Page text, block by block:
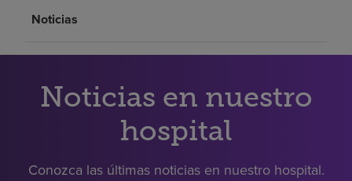
Inversores
Pagar mi factura
Noticias
Noticias en nuestro
hospital
Conozca las últimas noticias en nuestro hospital.